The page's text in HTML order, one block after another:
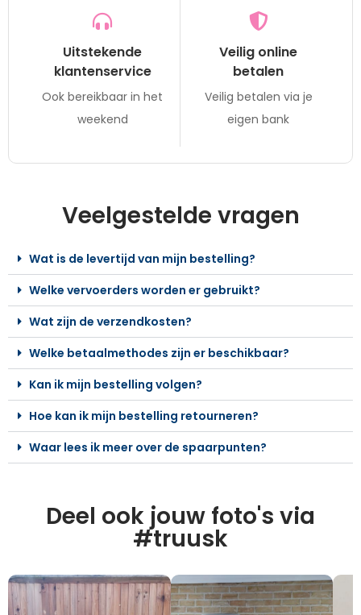
Uitstekende
klantenservice
Ook bereikbaar in het
weekend
Veilig online
betalen
Veilig betalen via je
eigen bank
Veelgestelde vragen
Wat is de levertijd van mijn bestelling?
Welke vervoerders worden er gebruikt?
Wat zijn de verzendkosten?
Welke betaalmethodes zijn er beschikbaar?
Kan ik mijn bestelling volgen?
Hoe kan ik mijn bestelling retourneren?
Waar lees ik meer over de spaarpunten?
Deel ook jouw foto's via
#truusk